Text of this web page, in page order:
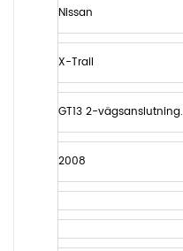
Nissan
X-Trail
GT13 2-vägsanslutning.
2008